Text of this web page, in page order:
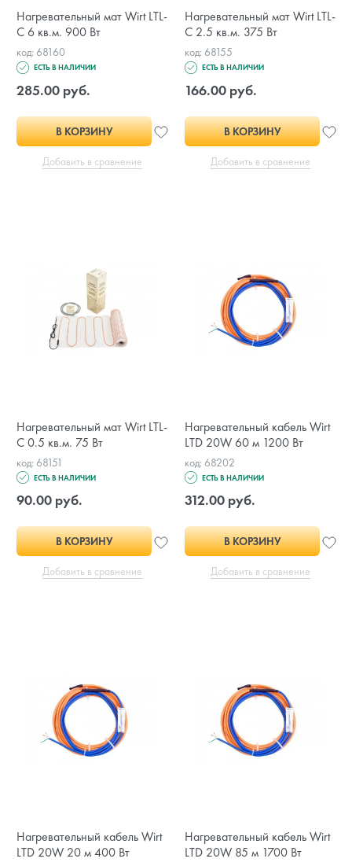
Нагревательный мат Wirt LTL-
C 6 кв.м. 900 Вт
код: 68160
ЕСТЬ В НАЛИЧИИ
285.00 руб.
В КОРЗИНУ
Добавить в сравнение
Нагревательный мат Wirt LTL-
C 2.5 кв.м. 375 Вт
код: 68155
ЕСТЬ В НАЛИЧИИ
166.00 руб.
В КОРЗИНУ
Добавить в сравнение
Нагревательный мат Wirt LTL-
C 0.5 кв.м. 75 Вт
код: 68151
ЕСТЬ В НАЛИЧИИ
90.00 руб.
В КОРЗИНУ
Добавить в сравнение
Нагревательный кабель Wirt
LTD 20W 60 м 1200 Вт
код: 68202
ЕСТЬ В НАЛИЧИИ
312.00 руб.
В КОРЗИНУ
Добавить в сравнение
Нагревательный кабель Wirt
LTD 20W 20 м 400 Вт
Нагревательный кабель Wirt
LTD 20W 85 м 1700 Вт